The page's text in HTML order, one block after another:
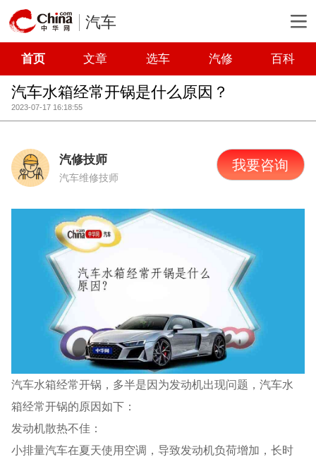
汽车
首页 文章 选车 汽修 百科
汽车水箱经常开锅是什么原因？
2023-07-17 16:18:55
汽修技师
汽车维修技师
我要咨询
汽车水箱经常开锅，多半是因为发动机出现问题，汽车水
箱经常开锅的原因如下：
发动机散热不佳：
小排量汽车在夏天使用空调，导致发动机负荷增加，长时